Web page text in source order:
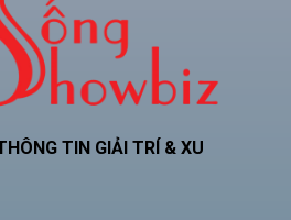
TIN GIẢI TRÍ & XU